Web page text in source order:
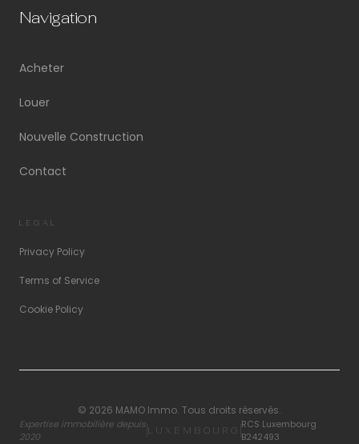
Navigation
Acheter
Louer
Nouvelle Construction
Contact
LEGAL
Privacy Policy
Terms of Service
Cookie Policy
© 2026 MAMO Immo. Tous droits réservés.
Expertise immobilière depuis
2020
LUXEMBOURG RCS Luxembourg
B242493